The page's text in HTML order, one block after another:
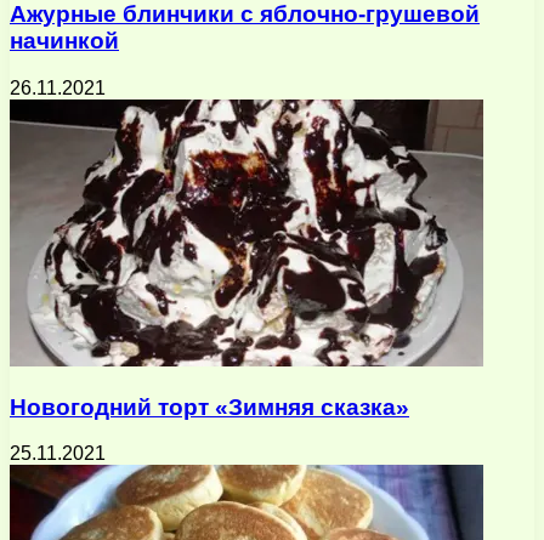
Ажурные блинчики с яблочно-грушевой
начинкой
26.11.2021
Новогодний торт «Зимняя сказка»
25.11.2021